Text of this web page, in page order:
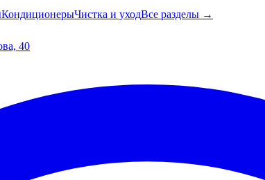
КондиционерыЧистка и уходВсе разделы →
40